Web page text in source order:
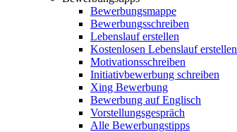
Bewerbungsmappe
Bewerbungsschreiben
Lebenslauf erstellen
Kostenlosen Lebenslauf erstellen
Motivationsschreiben
Initiativbewerbung schreiben
Xing Bewerbung
Bewerbung auf Englisch
Vorstellungsgespräch
Alle Bewerbungstipps